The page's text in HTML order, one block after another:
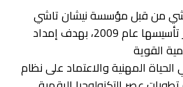
من قبل مؤسسة نيشان تاشي
للتعليم والثقافة بعد قرار تأسيسها عام 2009، بهدف إمداد
القوية
المهنية والاعتماد على نظام